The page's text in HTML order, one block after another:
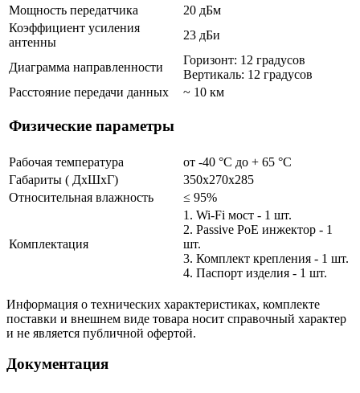
Мощность передатчика
20 дБм
Коэффициент усиления
антенны
23 дБи
Диаграмма направленности
Горизонт: 12 градусов
Вертикаль: 12 градусов
Расстояние передачи данных
~ 10 км
Физические параметры
Рабочая температура
от -40 °С до + 65 °C
Габариты ( ДхШхГ)
350x270x285
Относительная влажность
≤ 95%
Комплектация
1. Wi-Fi мост - 1 шт.
2. Passive PoE инжектор - 1
шт.
3. Комплект крепления - 1 шт.
4. Паспорт изделия - 1 шт.
Информация о технических характеристиках, комплекте
поставки и внешнем виде товара носит справочный характер
и не является публичной офертой.
Документация